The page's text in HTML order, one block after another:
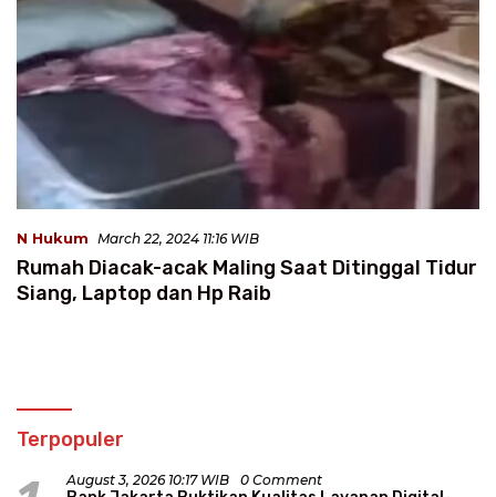
N Hukum March 22, 2024 11:16 WIB
Rumah Diacak-acak Maling Saat Ditinggal Tidur
Siang, Laptop dan Hp Raib
Terpopuler
August 3, 2026 10:17 WIB 0 Comment